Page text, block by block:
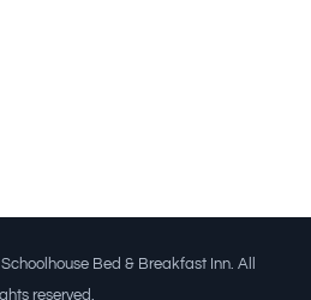
Bed & Breakfast Inn. All
reserved.